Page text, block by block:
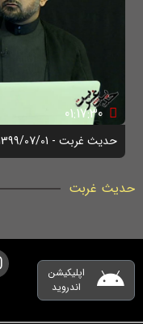
01:17:30
حدیث غربت - 1399/07/01
حدیث غربت
اپلیکیشن
اندروید